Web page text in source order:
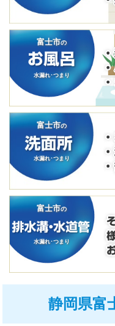
富士市の
水漏れ･つまり
富士市の
水漏れ･つまり
富士市の
水漏れ･つまり
静岡県富